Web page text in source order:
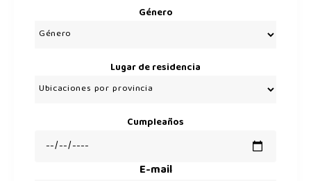
Género
Lugar de residencia
Cumpleaños
E-mail